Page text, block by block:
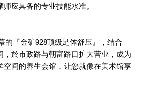
应具备的专业技能水准。
的『金矿928顶级足体舒压』，结合
，於市政路与朝富路口扩大营业，成为
空间的养生会馆，让您就像在美术馆享